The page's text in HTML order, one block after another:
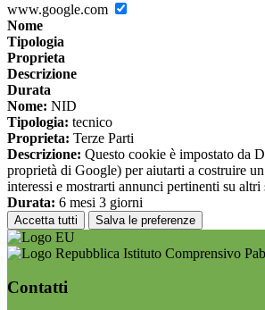
www.google.com
Nome
Tipologia
Proprieta
Descrizione
Durata
Nome: NID
Tipologia: tecnico
Proprieta: Terze Parti
Descrizione: Questo cookie è impostato da
proprietà di Google) per aiutarti a costruire
interessi e mostrarti annunci pertinenti su altri
Durata: 6 mesi 3 giorni
Accetta tutti Salva le preferenze
Istituto Comprensivo
Contatti